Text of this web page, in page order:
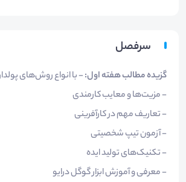
سرفصل
گزیده مطالب هفته اول:- با انواع روش‌های
- مزیت‌ها و معایب کارمندی
- تعاریف مهم در کارآفرینی
- آزمون تیپ شخصیتی
- تکنیک‌های تولید ایده
- معرفی و آموزش ابزار گوگل درایو